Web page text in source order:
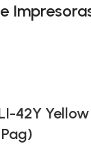
42Y Yellow